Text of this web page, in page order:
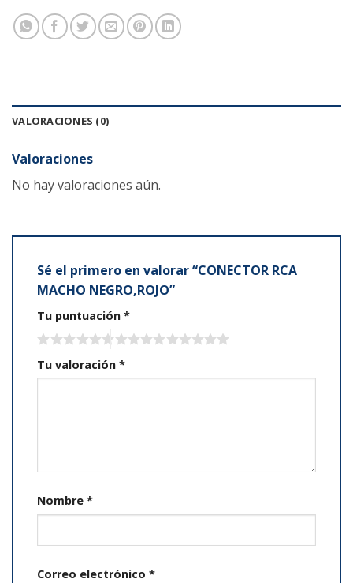
VALORACIONES (0)
Valoraciones
No hay valoraciones aún.
Sé el primero en valorar “CONECTOR RCA
MACHO NEGRO,ROJO”
Tu puntuación *
Tu valoración *
Nombre *
Correo electrónico *